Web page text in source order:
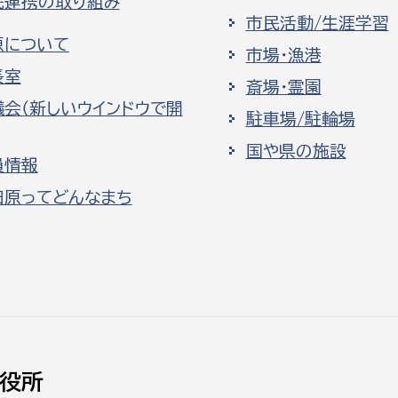
ついて
室
（新しいウインドウで開
情報
ってどんなまち
市民活動/生涯学習
市場・漁港
斎場・霊園
駐車場/駐輪場
国や県の施設
所